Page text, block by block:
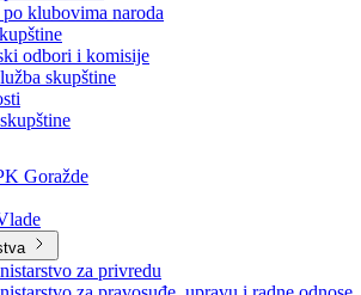
BPK Goražde
strankama
klubovima naroda
odbori i komisije
skupštine
Goražde